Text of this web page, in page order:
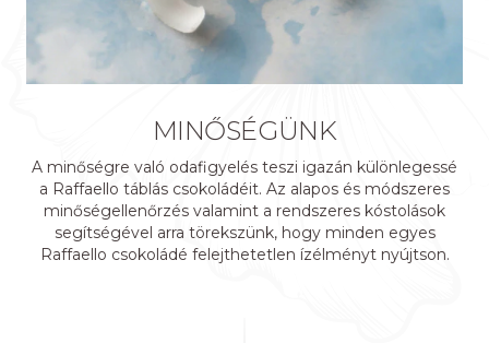
MINŐSÉGÜNK
A minőségre való odafigyelés teszi igazán különlegessé
a Raffaello táblás csokoládéit. Az alapos és módszeres
minőségellenőrzés valamint a rendszeres kóstolások
segítségével arra törekszünk, hogy minden egyes
Raffaello csokoládé felejthetetlen ízélményt nyújtson.